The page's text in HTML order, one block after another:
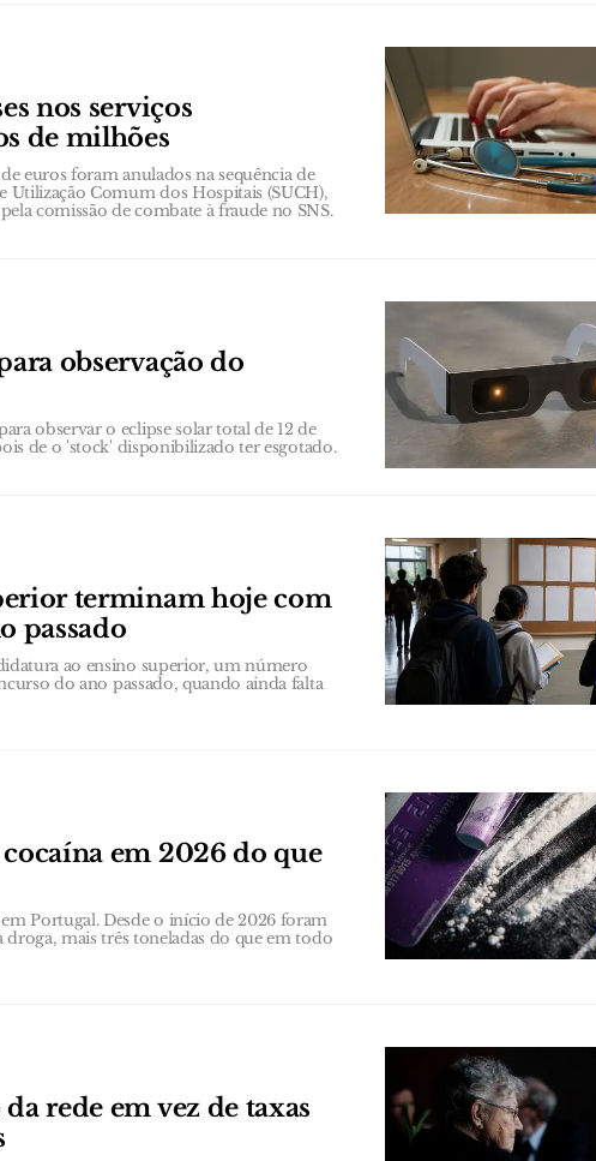
nos serviços
de milhões
euros foram anulados na sequência de
Utilização Comum dos Hospitais (SUCH),
comissão de combate à fraude no SNS.
observação do
observar o eclipse solar total de 12 de
de o 'stock' disponibilizado ter esgotado.
terminam hoje com
passado
ao ensino superior, um número
do ano passado, quando ainda falta
em 2026 do que
Portugal. Desde o início de 2026 foram
droga, mais três toneladas do que em todo
rede em vez de taxas